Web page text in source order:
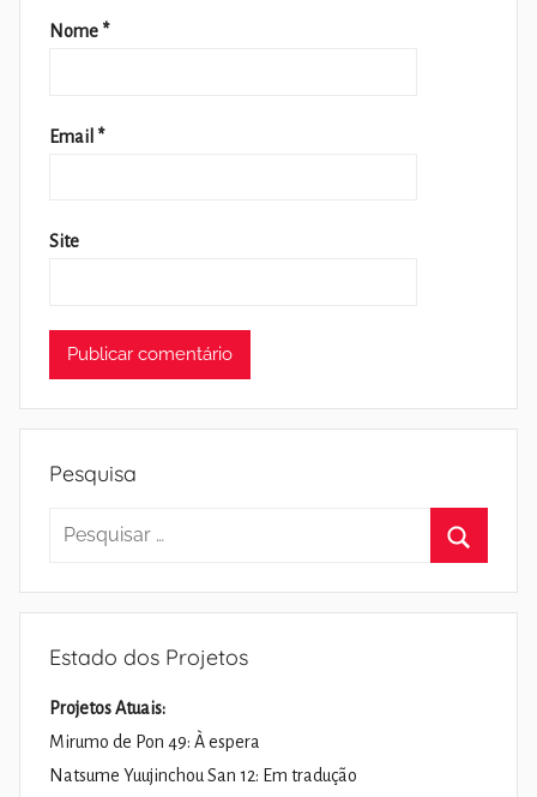
Nome *
Email *
Site
Pesquisa
Pesquisar
Estado dos Projetos
Projetos Atuais:
Mirumo de Pon 49: À espera
Natsume Yuujinchou San 12: Em tradução